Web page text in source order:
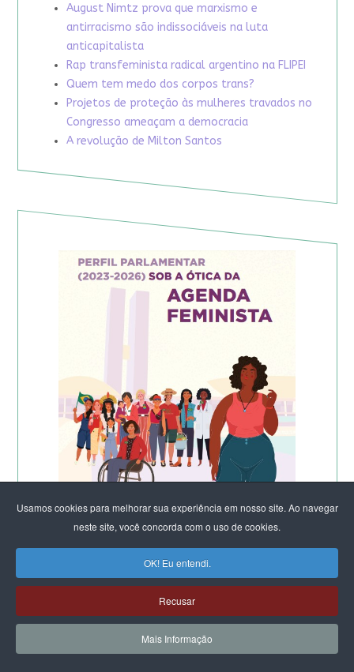
Usamos cookies para melhorar sua experiência em nosso site. Ao navegar
neste site, você concorda com o uso de cookies.
OK! Eu entendi.
Recusar
Mais Informação
August Nimtz prova que marxismo e
antirracismo são indissociáveis na luta
anticapitalista
Rap transfeminista radical argentino na FLIPEI
Quem tem medo dos corpos trans?
Projetos de proteção às mulheres travados no
Congresso ameaçam a democracia
A revolução de Milton Santos